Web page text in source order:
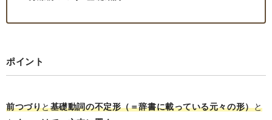
ポイント
前つづりと基礎動詞の不定形（＝辞書に載っている元々の形）と